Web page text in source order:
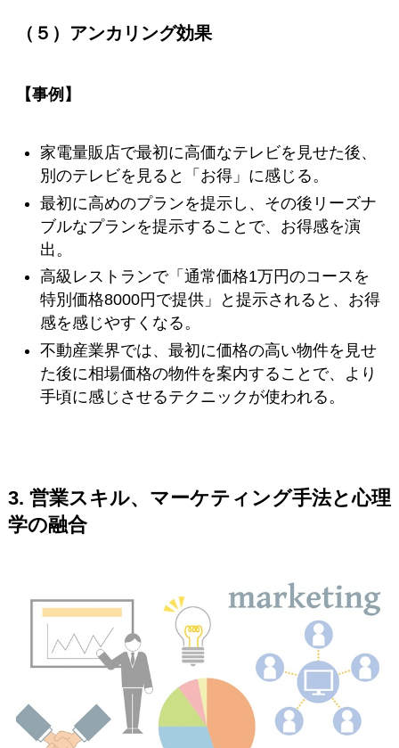
（５）アンカリング効果
【事例】
家電量販店で最初に高価なテレビを見せた後、
別のテレビを見ると「お得」に感じる。
最初に高めのプランを提示し、その後リーズナ
ブルなプランを提示することで、お得感を演
出。
高級レストランで「通常価格1万円のコースを
特別価格8000円で提供」と提示されると、お得
感を感じやすくなる。
不動産業界では、最初に価格の高い物件を見せ
た後に相場価格の物件を案内することで、より
手頃に感じさせるテクニックが使われる。
3. 営業スキル、マーケティング手法と心理
学の融合